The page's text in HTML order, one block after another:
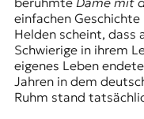
einfachen
Helden scheint, dass
Schwierige in ihrem
eigenes Leben
Jahren in dem
Ruhm stand